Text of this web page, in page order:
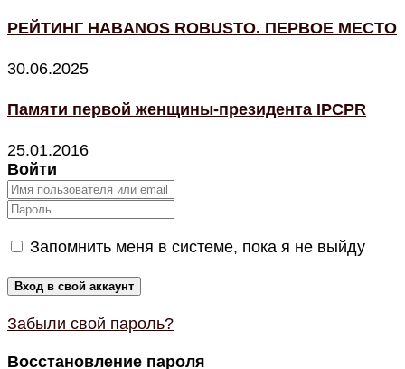
РЕЙТИНГ HABANOS ROBUSTO. ПЕРВОЕ МЕСТО
30.06.2025
Памяти первой женщины-президента IPCPR
25.01.2016
Войти
Запомнить меня в системе, пока я не выйду
Забыли свой пароль?
Восстановление пароля